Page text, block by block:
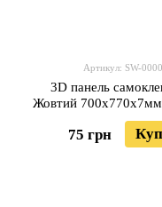
Артикул: SW-
3D панель
Жовтий 700х770х7мм
00000049
75 грн